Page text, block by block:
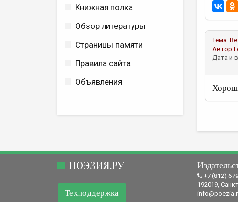
Книжная полка
Обзор литературы
Страницы памяти
Правила сайта
Объявления
Тема:
Автор
Дата и
ПОЭЗИЯ.РУ
Техподдержка
+7 (812)
192019,